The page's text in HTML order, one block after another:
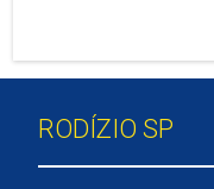
RODÍZIO SP